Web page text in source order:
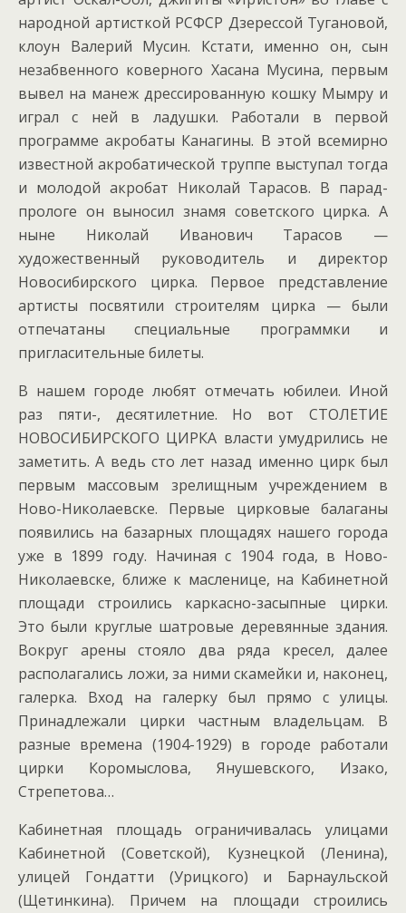
народной артисткой РСФСР Дзерессой Тугановой,
клоун Валерий Мусин. Кстати, именно он, сын
незабвенного коверного Хасана Мусина, первым
вывел на манеж дрессированную кошку Мымру и
играл с ней в ладушки. Работали в первой
программе акробаты Канагины. В этой всемирно
известной акробатической труппе выступал тогда
и молодой акробат Николай Тарасов. В парад-
прологе он выносил знамя советского цирка. А
ныне Николай Иванович Тарасов —
художественный руководитель и директор
Новосибирского цирка. Первое представление
артисты посвятили строителям цирка — были
отпечатаны специальные программки и
пригласительные билеты.
В нашем городе любят отмечать юбилеи. Иной
раз пяти-, десятилетние. Но вот СТОЛЕТИЕ
НОВОСИБИРСКОГО ЦИРКА власти умудрились не
заметить. А ведь сто лет назад именно цирк был
первым массовым зрелищным учреждением в
Ново-Николаевске. Первые цирковые балаганы
появились на базарных площадях нашего города
уже в 1899 году. Начиная с 1904 года, в Ново-
Николаевске, ближе к масленице, на Кабинетной
площади строились каркасно-засыпные цирки.
Это были круглые шатровые деревянные здания.
Вокруг арены стояло два ряда кресел, далее
располагались ложи, за ними скамейки и, наконец,
галерка. Вход на галерку был прямо с улицы.
Принадлежали цирки частным владельцам. В
разные времена (1904-1929) в городе работали
цирки Коромыслова, Янушевского, Изако,
Стрепетова…
Кабинетная площадь ограничивалась улицами
Кабинетной (Советской), Кузнецкой (Ленина),
улицей Гондатти (Урицкого) и Барнаульской
(Щетинкина). Причем на площади строились